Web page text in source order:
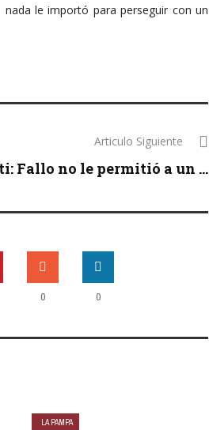
le importó para perseguir con un
Articulo Siguiente
Fallo no le permitió a un ...
0 0
LA PAMPA